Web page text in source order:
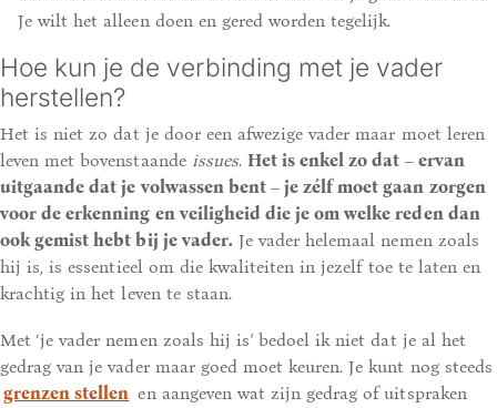
Je wilt het alleen doen en gered worden tegelijk.
Hoe kun je de verbinding met je vader
herstellen?
Het is niet zo dat je door een afwezige vader maar moet leren
leven met bovenstaande issues. Het is enkel zo dat – ervan
uitgaande dat je volwassen bent – je zélf moet gaan zorgen
voor de erkenning en veiligheid die je om welke reden dan
ook gemist hebt bij je vader. Je vader helemaal nemen zoals
hij is, is essentieel om die kwaliteiten in jezelf toe te laten en
krachtig in het leven te staan.
Met ‘je vader nemen zoals hij is’ bedoel ik niet dat je al het
gedrag van je vader maar goed moet keuren. Je kunt nog steeds
grenzen stellen en aangeven wat zijn gedrag of uitspraken